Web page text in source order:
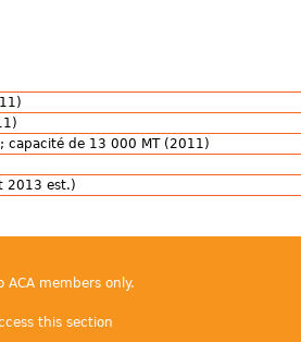
capacité de 13 000 MT (2011)
2013 est.)
members only.
this section